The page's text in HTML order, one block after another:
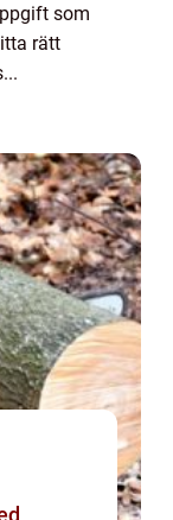
som
rätt